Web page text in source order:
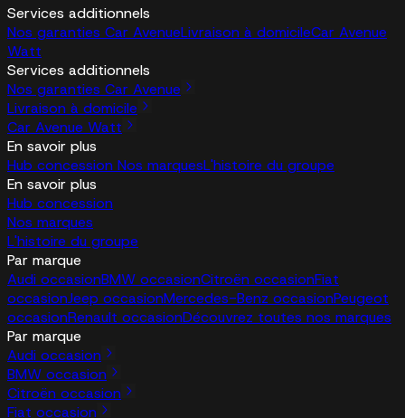
Services additionnels
Nos garanties Car AvenueLivraison à domicileCar Avenue
Watt
Services additionnels
Nos garanties Car Avenue
Livraison à domicile
Car Avenue Watt
En savoir plus
Hub concession Nos marquesL'histoire du groupe
En savoir plus
Hub concession
Nos marques
L'histoire du groupe
Par marque
Audi occasionBMW occasionCitroën occasionFiat
occasionJeep occasionMercedes-Benz occasionPeugeot
occasionRenault occasionDécouvrez toutes nos marques
Par marque
Audi occasion
BMW occasion
Citroën occasion
Fiat occasion